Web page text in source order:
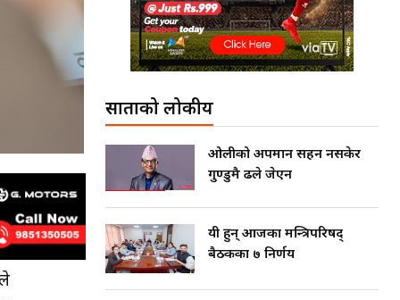
साताको लोकप्रीय
ओलीको अपमान सहन नसकेर
गुण्डुमै ढले जेएन
यी हुन् आजका मन्त्रिपरिषद्
बैठकका ७ निर्णय